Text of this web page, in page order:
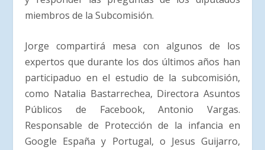
miembros de la Subcomisión.
Jorge compartirá mesa con algunos de los
expertos que durante los dos últimos años han
participaduo en el estudio de la subcomisión,
como Natalia Bastarrechea, Directora Asuntos
Públicos de Facebook, Antonio Vargas.
Responsable de Protección de la infancia en
Google España y Portugal, o Jesus Guijarro,